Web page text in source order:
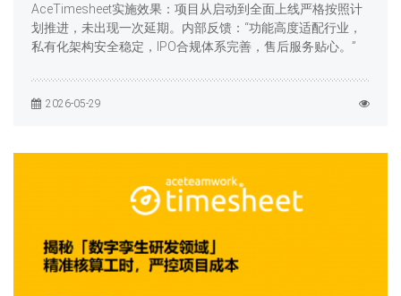
AceTimesheet实施效果：项目从启动到全面上线严格按照计
划推进，未出现一次延期。内部反馈：“功能高度适配行业，
私有化架构安全稳定，IPO合规体系完善，售后服务贴心。”
2026-05-29